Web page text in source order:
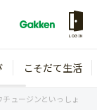
LOGIN
こそだて生活
ュージンといっしょ